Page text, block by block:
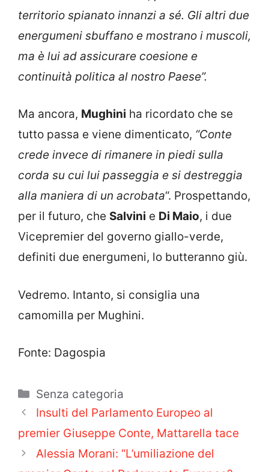
territorio spianato innanzi a sé. Gli altri due
energumeni sbuffano e mostrano i muscoli,
ma è lui ad assicurare coesione e
continuità politica al nostro Paese”.
Ma ancora, Mughini ha ricordato che se
tutto passa e viene dimenticato, “Conte
crede invece di rimanere in piedi sulla
corda su cui lui passeggia e si destreggia
alla maniera di un acrobata“. Prospettando,
per il futuro, che Salvini e Di Maio, i due
Vicepremier del governo giallo-verde,
definiti due energumeni, lo butteranno giù.
Vedremo. Intanto, si consiglia una
camomilla per Mughini.
Fonte: Dagospia
Categorie
Senza categoria
Insulti del Parlamento Europeo al
premier Giuseppe Conte, Mattarella tace
Alessia Morani: “L’umiliazione del